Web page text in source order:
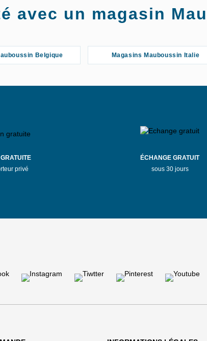
avec un magasin
Belgique Magasins Mauboussin Italie
privé
ÉCHANGE GRATUIT
sous 30 jours